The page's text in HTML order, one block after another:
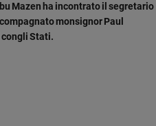
Mazen ha incontrato il segretario
monsignor Paul
congli Stati.